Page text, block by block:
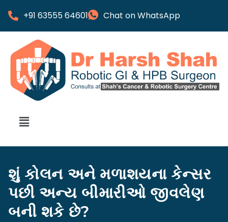
+91 63555 64601 Chat on WhatsApp
શું કોલન અને મળાશયના કેન્સર
પછી અન્ય બીમારીઓ જીવલેણ
બની શકે છે?